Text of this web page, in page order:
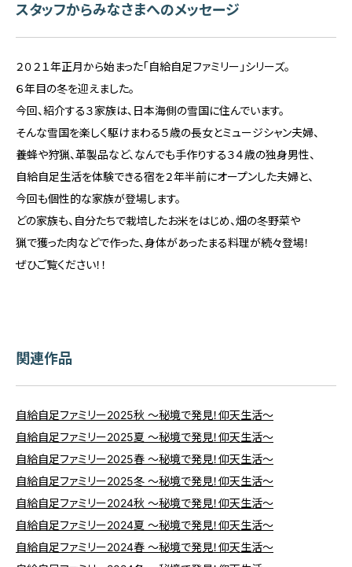
スタッフからみなさまへのメッセージ
２０２１年正月から始まった「自給自足ファミリー」シリーズ。
６年目の冬を迎えました。
今回、紹介する３家族は、日本海側の雪国に住んでいます。
そんな雪国を楽しく駆けまわる５歳の長女とミュージシャン夫婦、
養蜂や狩猟、革製品など、なんでも手作りする３４歳の独身男性、
自給自足生活を体験できる宿を２年半前にオープンした夫婦と、
今回も個性的な家族が登場します。
どの家族も、自分たちで栽培したお米をはじめ、畑の冬野菜や
猟で獲った肉などで作った、身体があったまる料理が続々登場！
ぜひご覧ください！！
関連作品
自給自足ファミリー2025秋 ～秘境で発見！仰天生活～
自給自足ファミリー2025夏 ～秘境で発見！仰天生活～
自給自足ファミリー2025春 ～秘境で発見！仰天生活～
自給自足ファミリー2025冬 ～秘境で発見！仰天生活～
自給自足ファミリー2024秋 ～秘境で発見！仰天生活～
自給自足ファミリー2024夏 ～秘境で発見！仰天生活～
自給自足ファミリー2024春 ～秘境で発見！仰天生活～